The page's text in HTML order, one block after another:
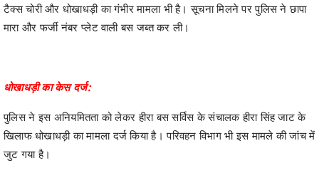
टैक्स चोरी और धोखाधड़ी का गंभीर मामला भी है। सूचना मिलने पर पुलिस ने छापा
मारा और फर्जी नंबर प्लेट वाली बस जब्त कर ली।
धोखाधड़ी का केस दर्ज:
पुलिस ने इस अनियमितता को लेकर हीरा बस सर्विस के संचालक हीरा सिंह जाट के
खिलाफ धोखाधड़ी का मामला दर्ज किया है। परिवहन विभाग भी इस मामले की जांच में
जुट गया है।